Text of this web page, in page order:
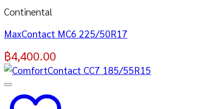
Continental
MaxContact MC6 225/50R17
฿4,400.00